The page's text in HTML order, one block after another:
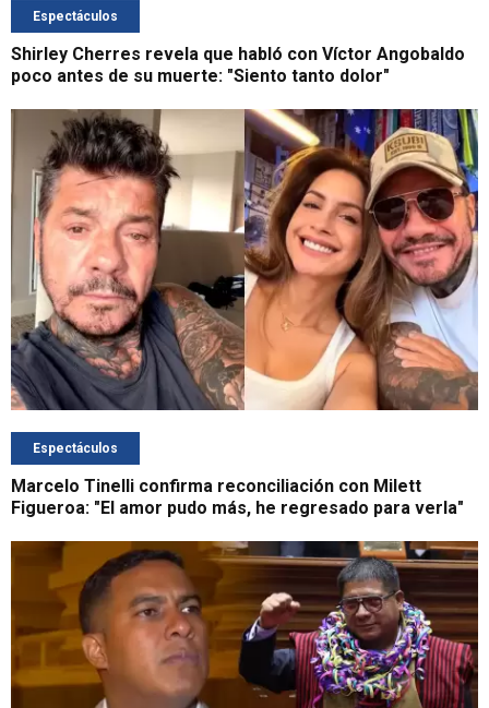
Espectáculos
Shirley Cherres revela que habló con Víctor Angobaldo
poco antes de su muerte: "Siento tanto dolor"
Espectáculos
Marcelo Tinelli confirma reconciliación con Milett
Figueroa: "El amor pudo más, he regresado para verla"